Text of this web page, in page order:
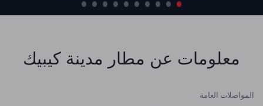
معلومات عن مطار مدينة كيبيك
المواصلات العامة